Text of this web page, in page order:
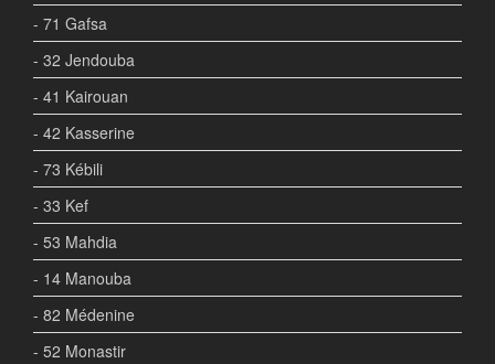
- 71 Gafsa
- 32 Jendouba
- 41 Kairouan
- 42 Kasserine
- 73 Kébili
- 33 Kef
- 53 Mahdia
- 14 Manouba
- 82 Médenine
- 52 Monastir